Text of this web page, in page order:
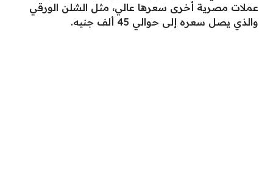
عملات مصرية أخرى سعرها عالي، مثل الشلن الورقي
والذي يصل سعره إلى حوالي 45 ألف جنيه.